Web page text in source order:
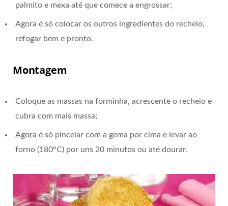
palmito e mexa até que comece a engrossar;
Agora é só colocar os outros ingredientes do recheio,
refogar bem e pronto.
Montagem
Coloque as massas na forminha, acrescente o recheio e
cubra com mais massa;
Agora é só pincelar com a gema por cima e levar ao
forno (180°C) por uns 20 minutos ou até dourar.